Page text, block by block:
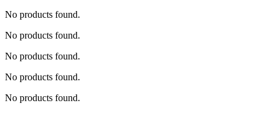
No products found.
No products found.
No products found.
No products found.
No products found.